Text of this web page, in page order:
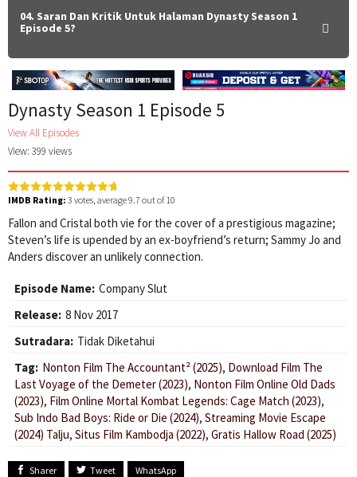
04. Saran Dan Kritik Untuk Halaman Dynasty Season 1
Episode 5?
Dynasty Season 1 Episode 5
View All Episodes
View: 399 views
IMDB Rating: 3 votes, average9.7 out of 10
Fallon and Cristal both vie for the cover of a prestigious magazine;
Steven’s life is upended by an ex-boyfriend’s return; Sammy Jo and
Anders discover an unlikely connection.
Episode Name: Company Slut
Release: 8 Nov 2017
Sutradara: Tidak Diketahui
Tag: Nonton Film The Accountant² (2025), Download Film The
Last Voyage of the Demeter (2023), Nonton Film Online Old Dads
(2023), Film Online Mortal Kombat Legends: Cage Match (2023),
Sub Indo Bad Boys: Ride or Die (2024), Streaming Movie Escape
(2024) Talju, Situs Film Kambodja (2022), Gratis Hallow Road (2025)
Sharer Tweet WhatsApp